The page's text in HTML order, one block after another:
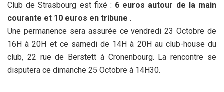
Club de Strasbourg est fixé : 6 euros autour de la main
courante et 10 euros en tribune .
Une permanence sera assurée ce vendredi 23 Octobre de
16H à 20H et ce samedi de 14H à 20H au club-house du
club, 22 rue de Berstett à Cronenbourg. La rencontre se
disputera ce dimanche 25 Octobre à 14H30.